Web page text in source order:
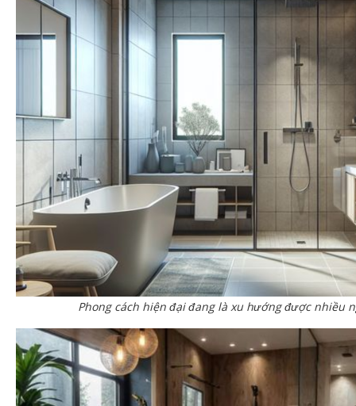
Phong cách hiện đại đang là xu hướng được nhiều